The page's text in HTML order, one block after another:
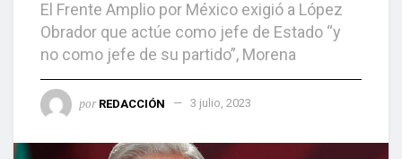
El Frente Amplio por México exigió a López
Obrador que actúe como jefe de Estado “y
no como jefe de su partido”, Morena
por REDACCIÓN 3 julio, 2023